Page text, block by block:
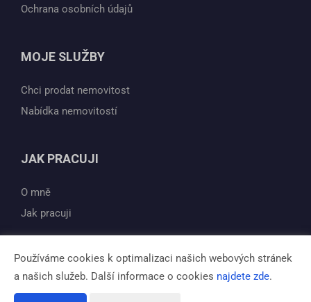
Ochrana osobních údajů
MOJE SLUŽBY
Chci prodat nemovitost
Nabídka nemovitostí
JAK PRACUJI
O mně
Jak pracuji
Vytvořeno v systémuCHYTRÝ WEB MAKLÉŘE
Používáme cookies k optimalizaci našich webových stránek
a našich služeb. Další informace o cookies najdete zde.